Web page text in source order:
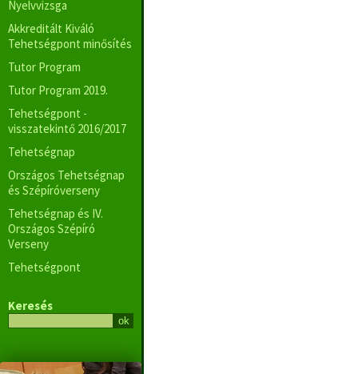
Nyelvvizsga
Akkreditált Kiváló
Tehetségpont minősítés
Tutor Program
Tutor Program 2019.
Tehetségpont -
visszatekintő 2016/2017
Tehetségnap
Országos Tehetségnap
és Szépíróverseny
Tehetségnap és IV.
Országos Szépíró
Verseny
Tehetségpont
Keresés